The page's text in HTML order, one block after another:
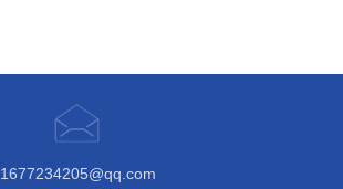
1677234205@qq.com